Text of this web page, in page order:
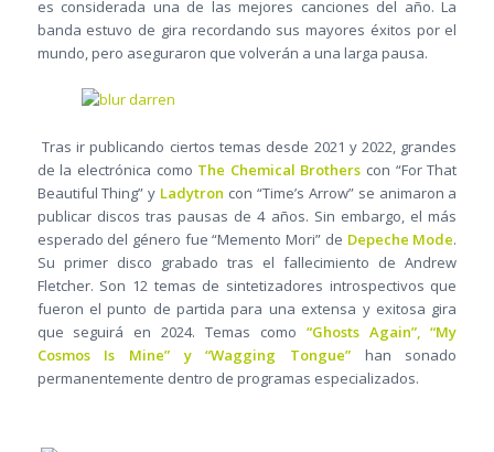
es considerada una de las mejores canciones del año. La
banda estuvo de gira recordando sus mayores éxitos por el
mundo, pero aseguraron que volverán a una larga pausa.
Tras ir publicando ciertos temas desde 2021 y 2022, grandes
de la electrónica como The Chemical Brothers con “For That
Beautiful Thing” y Ladytron con “Time’s Arrow” se animaron a
publicar discos tras pausas de 4 años. Sin embargo, el más
esperado del género fue “Memento Mori” de Depeche Mode.
Su primer disco grabado tras el fallecimiento de Andrew
Fletcher. Son 12 temas de sintetizadores introspectivos que
fueron el punto de partida para una extensa y exitosa gira
que seguirá en 2024. Temas como “Ghosts Again”, “My
Cosmos Is Mine” y “Wagging Tongue” han sonado
permanentemente dentro de programas especializados.